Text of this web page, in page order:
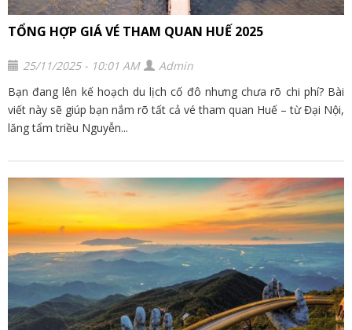
TỔNG HỢP GIÁ VÉ THAM QUAN HUẾ 2025
25/11/2025 - 10:01 AM
Admin
Bạn đang lên kế hoạch du lịch cố đô nhưng chưa rõ chi phí? Bài
viết này sẽ giúp bạn nắm rõ tất cả vé tham quan Huế – từ Đại Nội,
lăng tẩm triều Nguyễn...